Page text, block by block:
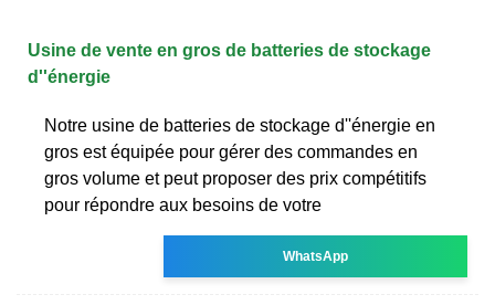
Usine de vente en gros de batteries de stockage
d''énergie
Notre usine de batteries de stockage d''énergie en
gros est équipée pour gérer des commandes en
gros volume et peut proposer des prix compétitifs
pour répondre aux besoins de votre
WhatsApp